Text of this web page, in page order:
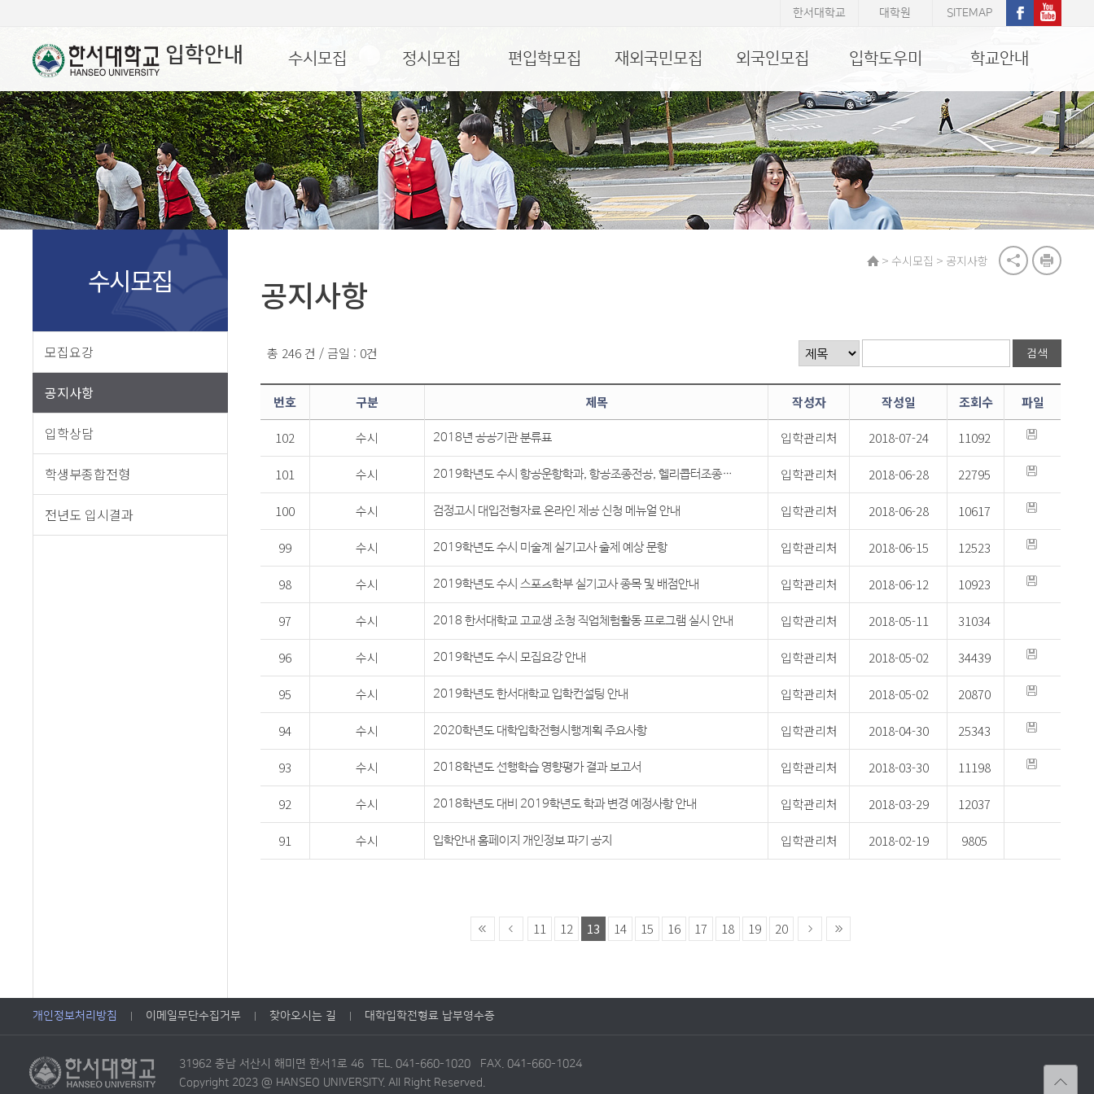
입학안내
한서대학교 대학원 SITEMAP
수시모집 정시모집 편입학모집 재외국민모집 외국인모집 입학도우미 학교안내
수시모집
모집요강
공지사항
입학상담
학생부종합전형
전년도 입시결과
> 수시모집 > 공지사항
공지사항
총 246 건 / 금일 : 0건
번호 구분 제목 작성자 작성일 조회수 파일
102 수시 2018년 공공기관 분류표 입학관리처 2018-07-24 11092
101 수시 2019학년도 수시 항공운항학과, 항공조종전공, 헬리콥터조종학과 시력교정수술(PRK) 적합자 선발 관련 안내 입학관리처 2018-06-28 22795
100 수시 검정고시 대입전형자료 온라인 제공 신청 메뉴얼 안내 입학관리처 2018-06-28 10617
99 수시 2019학년도 수시 미술계 실기고사 출제 예상 문항 입학관리처 2018-06-15 12523
98 수시 2019학년도 수시 스포츠학부 실기고사 종목 및 배점안내 입학관리처 2018-06-12 10923
97 수시 2018 한서대학교 고교생 초청 직업체험활동 프로그램 실시 안내 입학관리처 2018-05-11 31034
96 수시 2019학년도 수시 모집요강 안내 입학관리처 2018-05-02 34439
95 수시 2019학년도 한서대학교 입학컨설팅 안내 입학관리처 2018-05-02 20870
94 수시 2020학년도 대학입학전형시행계획 주요사항 입학관리처 2018-04-30 25343
93 수시 2018학년도 선행학습 영향평가 결과 보고서 입학관리처 2018-03-30 11198
92 수시 2018학년도 대비 2019학년도 학과 변경 예정사항 안내 입학관리처 2018-03-29 12037
91 수시 입학안내 홈페이지 개인정보 파기 공지 입학관리처 2018-02-19 9805
11 12 13 14 15 16 17 18 19 20
개인정보처리방침 이메일무단수집거부 찾아오시는 길 대학입학전형료 납부영수증
31962 충남 서산시 해미면 한서1로 46 TEL. 041-660-1020 FAX. 041-660-1024
Copyright 2023 @ HANSEO UNIVERSITY. All Right Reserved.